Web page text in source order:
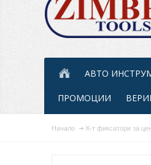
АВТО
ПРОМОЦИИ
Начало К-т фиксатори за